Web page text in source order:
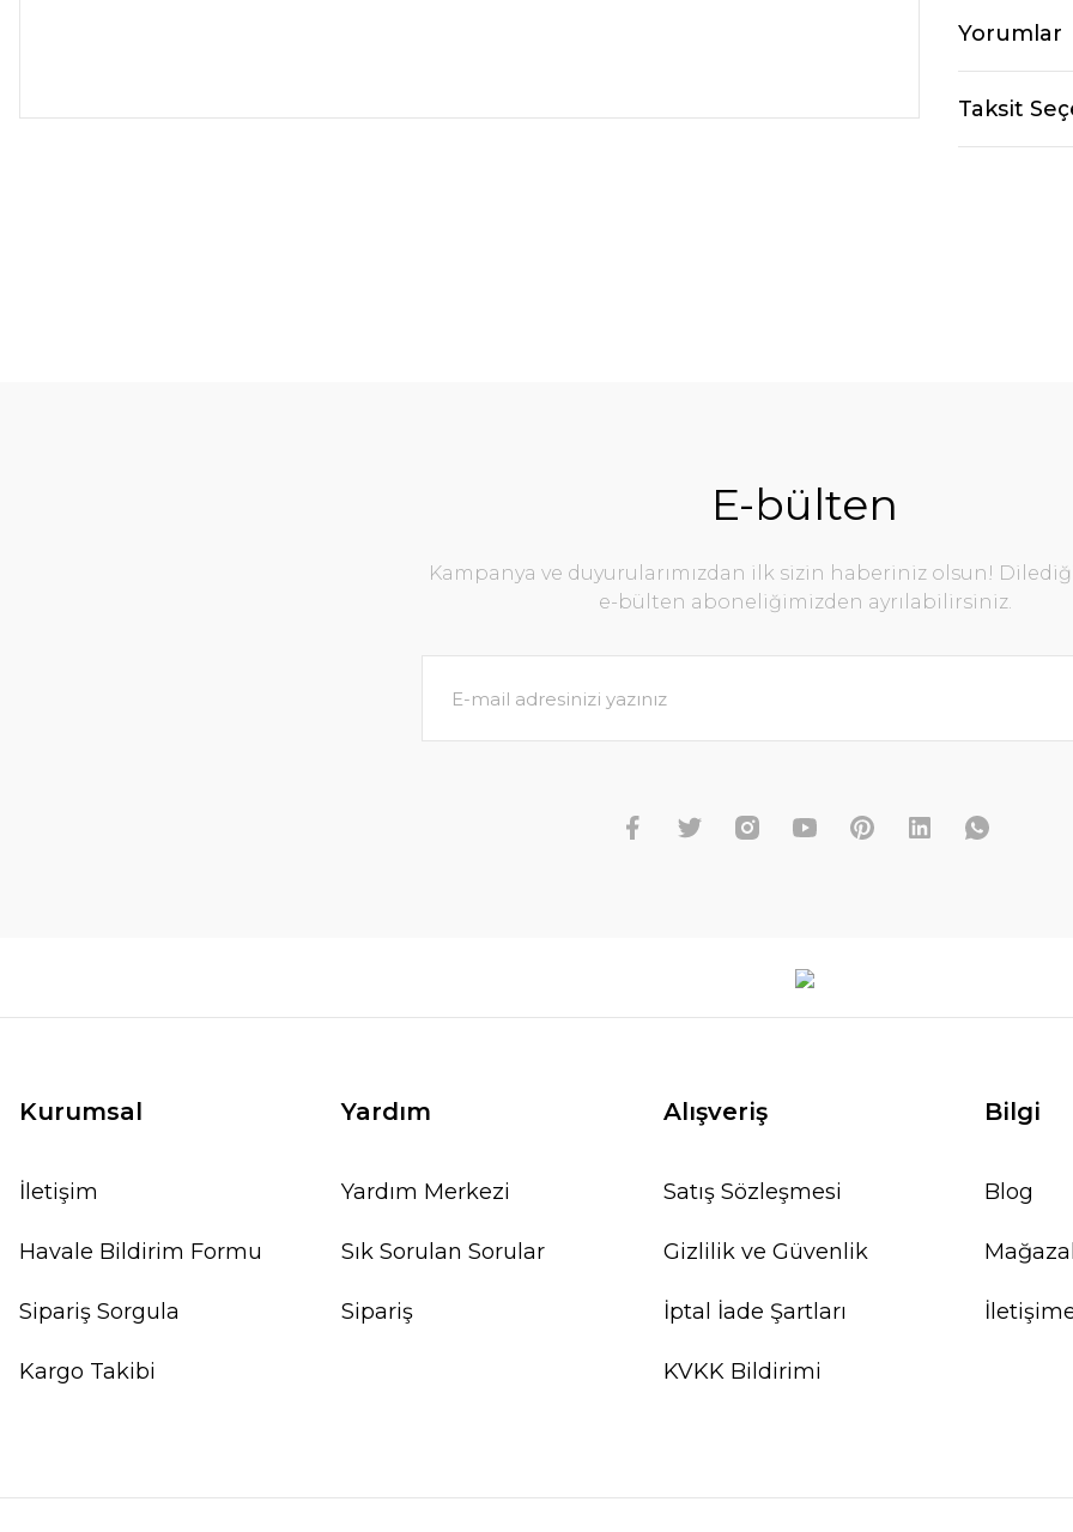
Yorumlar
Taksit
E-bülten
Kampanya ve duyurularımızdan ilk sizin haberiniz olsun!
e-bülten aboneliğimizden ayrılabilirsiniz.
Kurumsal
İletişim
Havale Bildirim Formu
Sipariş Sorgula
Kargo Takibi
Yardım
Yardım Merkezi
Sık Sorulan Sorular
Sipariş
Alışveriş
Satış Sözleşmesi
Gizlilik ve Güvenlik
İptal İade Şartları
KVKK Bildirimi
Bilgi
Blog